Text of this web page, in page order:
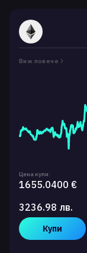
Виж повече
Цена купи:
1655.0400 €
3236.98 лв.
Купи